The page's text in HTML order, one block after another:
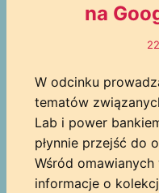
na
W odcinku
tematów
Lab i power
płynnie przejść do
Wśród omawianych
informacje o